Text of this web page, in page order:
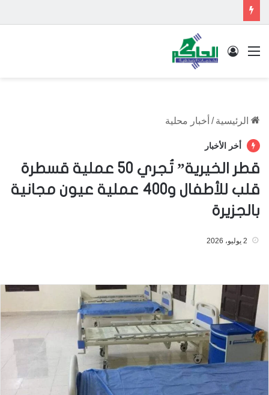
القائمة تسجيل الدخول
الرئيسية / أخبار محلية
أخر الأخبار
قطر الخيرية” تُجري 50 عملية قسطرة
قلب للأطفال و400 عملية عيون مجانية
بالجزيرة
2 يوليو، 2026